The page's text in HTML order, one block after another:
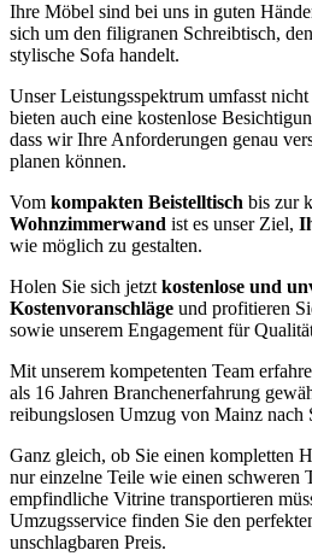
Ihre Möbel sind bei uns in guten
sich um den filigranen Schreibtisch,
stylische Sofa handelt.
Unser Leistungsspektrum umfasst
bieten auch eine kostenlose
dass wir Ihre Anforderungen genau
planen können.
Vom kompakten Beistelltisch bis zur
Wohnzimmerwand ist es unser Ziel,
wie möglich zu gestalten.
Holen Sie sich jetzt kostenlose und
Kostenvoranschläge und profitieren
sowie unserem Engagement für
Mit unserem kompetenten Team
als 16 Jahren Branchenerfahrung
reibungslosen Umzug von Mainz nach
Ganz gleich, ob Sie einen kompletten
nur einzelne Teile wie einen schweren
empfindliche Vitrine transportieren
Umzugsservice finden Sie den
unschlagbaren Preis.